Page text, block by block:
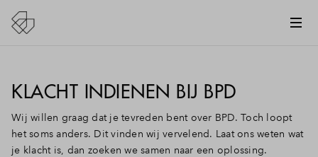
KLACHT INDIENEN BIJ BPD
Wij willen graag dat je tevreden bent over BPD. Toch loopt
het soms anders. Dit vinden wij vervelend. Laat ons weten wat
je klacht is, dan zoeken we samen naar een oplossing.